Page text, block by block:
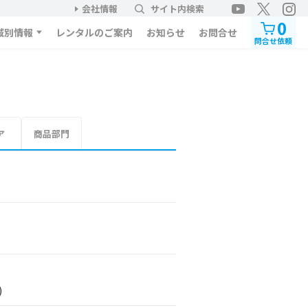
会社情報 サイト内検索
別情報 レンタルのご案内 お知らせ お問合せ 0
問合せ依頼
商品部門